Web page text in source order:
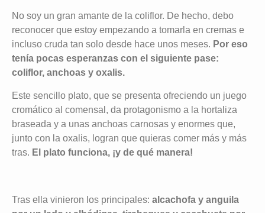
No soy un gran amante de la coliflor. De hecho, debo
reconocer que estoy empezando a tomarla en cremas e
incluso cruda tan solo desde hace unos meses. Por eso
tenía pocas esperanzas con el siguiente pase:
coliflor, anchoas y oxalis.
Este sencillo plato, que se presenta ofreciendo un juego
cromático al comensal, da protagonismo a la hortaliza
braseada y a unas anchoas carnosas y enormes que,
junto con la oxalis, logran que quieras comer más y más
tras. El plato funciona, ¡y de qué manera!
Tras ella vinieron los principales: alcachofa y anguila